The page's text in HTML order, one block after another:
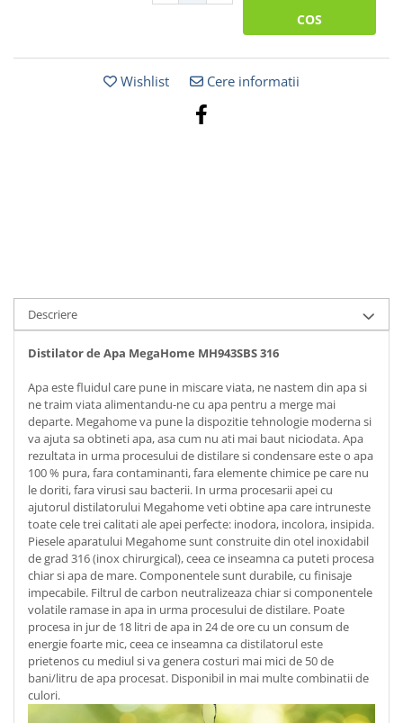
COS
Wishlist Cere informatii
Descriere
Distilator de Apa MegaHome MH943SBS 316
Apa este fluidul care pune in miscare viata, ne nastem din apa si
ne traim viata alimentandu-ne cu apa pentru a merge mai
departe. Megahome va pune la dispozitie tehnologie moderna si
va ajuta sa obtineti apa, asa cum nu ati mai baut niciodata. Apa
rezultata in urma procesului de distilare si condensare este o apa
100 % pura, fara contaminanti, fara elemente chimice pe care nu
le doriti, fara virusi sau bacterii. In urma procesarii apei cu
ajutorul distilatorului Megahome veti obtine apa care intruneste
toate cele trei calitati ale apei perfecte: inodora, incolora, insipida.
Piesele aparatului Megahome sunt construite din otel inoxidabil
de grad 316 (inox chirurgical), ceea ce inseamna ca puteti procesa
chiar si apa de mare. Componentele sunt durabile, cu finisaje
impecabile. Filtrul de carbon neutralizeaza chiar si componentele
volatile ramase in apa in urma procesului de distilare. Poate
procesa in jur de 18 litri de apa in 24 de ore cu un consum de
energie foarte mic, ceea ce inseamna ca distilatorul este
prietenos cu mediul si va genera costuri mai mici de 50 de
bani/litru de apa procesat. Disponibil in mai multe combinatii de
culori.